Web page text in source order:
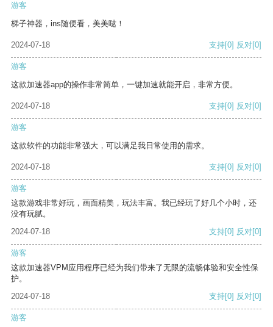
游客
梯子神器，ins随便看，美美哒！
2024-07-18 支持[0] 反对[0]
游客
这款加速器app的操作非常简单，一键加速就能开启，非常方便。
2024-07-18 支持[0] 反对[0]
游客
这款软件的功能非常强大，可以满足我日常使用的需求。
2024-07-18 支持[0] 反对[0]
游客
这款游戏非常好玩，画面精美，玩法丰富。我已经玩了好几个小时，还
没有玩腻。
2024-07-18
支持[0] 反对[0]
游客
这款加速器VPM应用程序已经为我们带来了无限的流畅体验和安全性保
护。
2024-07-18
支持[0] 反对[0]
游客